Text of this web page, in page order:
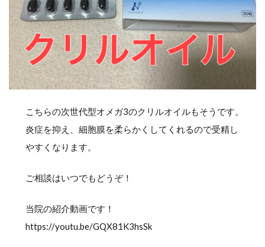
こちらの次世代型オメガ3のクリルオイルもそうです。
炎症を抑え、細胞膜を柔らかくしてくれるので受精し
やすくなります。
ご相談はいつでもどうぞ！
当院の紹介動画です！
https://youtu.be/GQX81K3hsSk